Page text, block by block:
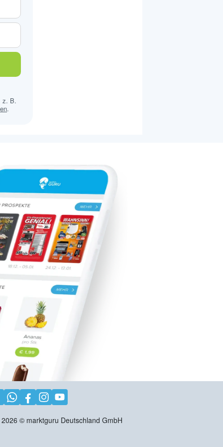
z. B.
.
2026 © marktguru Deutschland GmbH